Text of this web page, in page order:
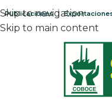
Skip to navigation
Skip to main content
Publicaciones